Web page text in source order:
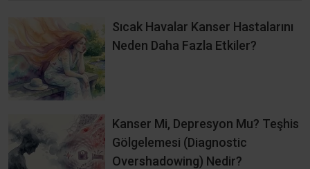
Sıcak Havalar Kanser Hastalarını
Neden Daha Fazla Etkiler?
Kanser Mi, Depresyon Mu? Teşhis
Gölgelemesi (Diagnostic
Overshadowing) Nedir?